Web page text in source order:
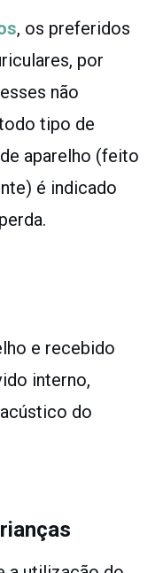
, os preferidos
por
não
tipo de
aparelho (feito
é indicado
e recebido
interno,
do